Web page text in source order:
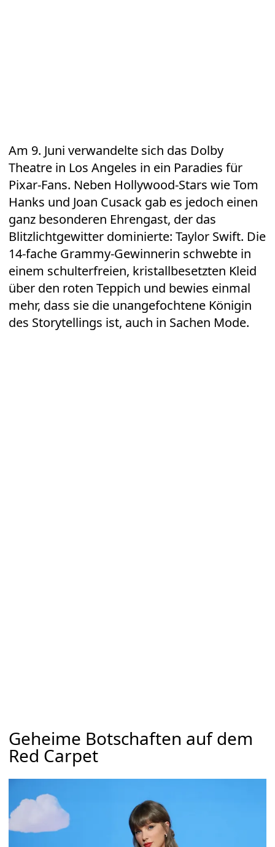
Am 9. Juni verwandelte sich das Dolby
Theatre in Los Angeles in ein Paradies für
Pixar-Fans. Neben Hollywood-Stars wie Tom
Hanks und Joan Cusack gab es jedoch einen
ganz besonderen Ehrengast, der das
Blitzlichtgewitter dominierte: Taylor Swift. Die
14-fache Grammy-Gewinnerin schwebte in
einem schulterfreien, kristallbesetzten Kleid
über den roten Teppich und bewies einmal
mehr, dass sie die unangefochtene Königin
des Storytellings ist, auch in Sachen Mode.
Geheime Botschaften auf dem
Red Carpet